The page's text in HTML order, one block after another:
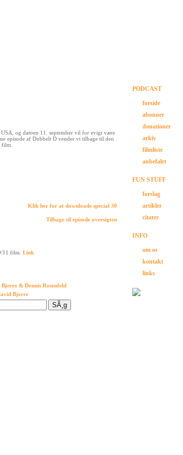
PODCAST
forside
abonner
donationer
arkiv
filmliste
anbefalet
FUN STUFF
forslag
artikler
citater
INFO
om os
kontakt
links
og datoen 11. september vil for evigt være
episode af Dobbelt D vender vi tilbage til den
Klik her for at downloade special 30
Tilbage til episode oversigten
11 film. Link
& Dennis Rosenfeld
Bjerre
SÃ¸g